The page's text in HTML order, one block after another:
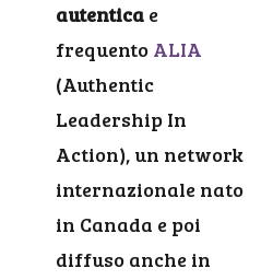
autentica e
frequento ALIA
(Authentic
Leadership In
Action), un network
internazionale nato
in Canada e poi
diffuso anche in